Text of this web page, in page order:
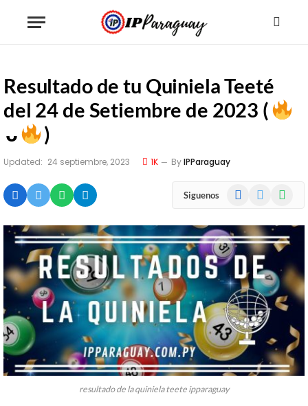
Resultado de tu Quiniela Teeté
del 24 de Setiembre de 2023 (
ᴗ
)
Updated: 24 septiembre, 2023 1K ByIPParaguay
Siguenos Facebook
resultado de la quiniela teete ipparaguay